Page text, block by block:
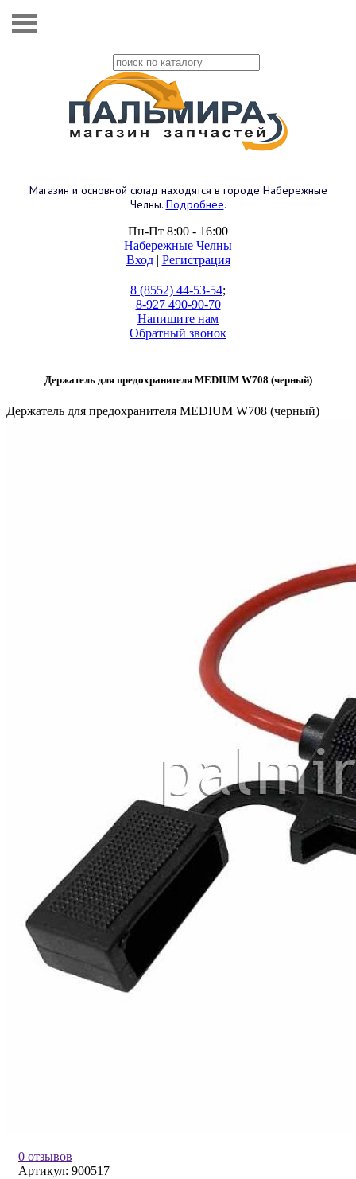
Магазин и основной склад находятся в городе Набережные
Челны. Подробнее.
Пн-Пт 8:00 - 16:00
Набережные Челны
Вход| Регистрация
8 (8552) 44-53-54;
8-927 490-90-70
Напишите нам
Обратный звонок
Держатель для предохранителя MEDIUM W708 (черный)
Держатель для предохранителя MEDIUM W708 (черный)
0 отзывов
Артикул: 900517